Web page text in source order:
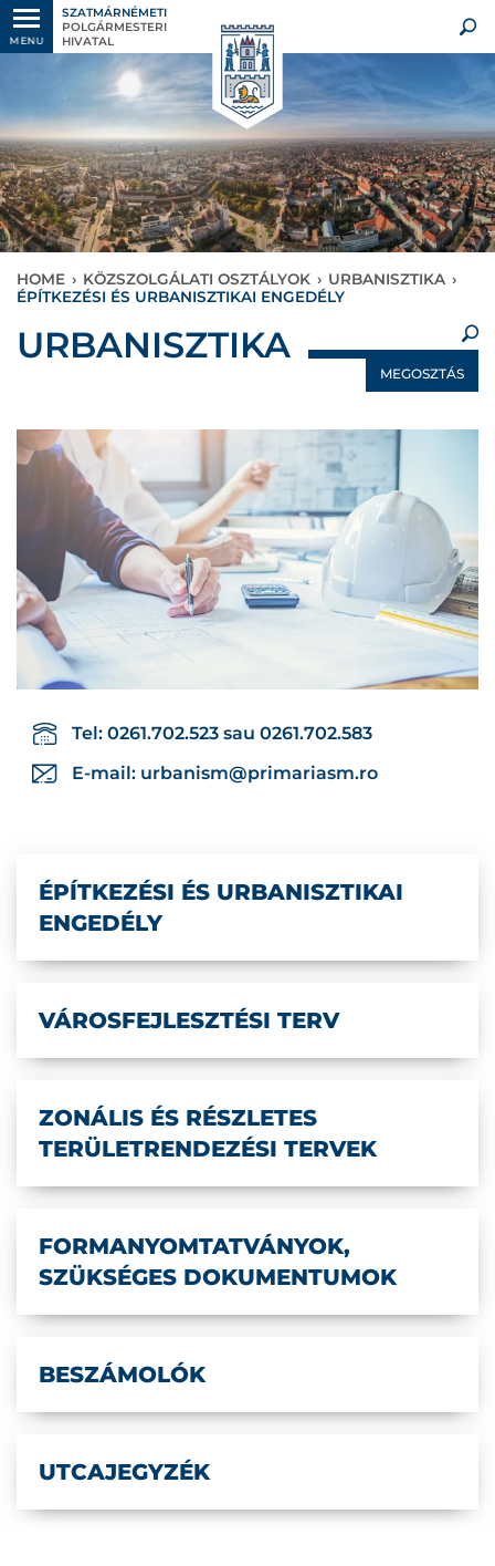
MENU
SZATMÁRNÉMETI
POLGÁRMESTERI
HIVATAL
HOME › KÖZSZOLGÁLATI OSZTÁLYOK › URBANISZTIKA ›
ÉPÍTKEZÉSI ÉS URBANISZTIKAI ENGEDÉLY
×
URBANISZTIKA
MEGOSZTÁS
Tel: 0261.702.523 sau 0261.702.583
E-mail: urbanism@primariasm.ro
ÉPÍTKEZÉSI ÉS URBANISZTIKAI
ENGEDÉLY
VÁROSFEJLESZTÉSI TERV
ZONÁLIS ÉS RÉSZLETES
TERÜLETRENDEZÉSI TERVEK
FORMANYOMTATVÁNYOK,
SZÜKSÉGES DOKUMENTUMOK
BESZÁMOLÓK
UTCAJEGYZÉK